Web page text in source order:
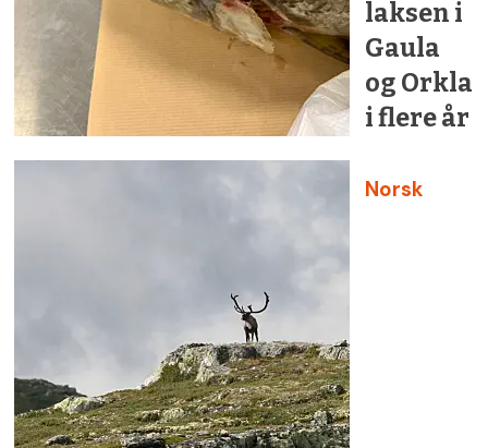
laksen i
Gaula
og Orkla
i flere år
Norsk